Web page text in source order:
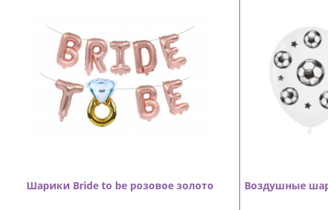
Шарики Bride to be розовое золото Воздушные